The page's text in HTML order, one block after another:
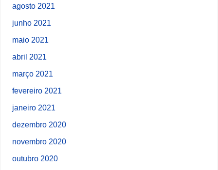
agosto 2021
junho 2021
maio 2021
abril 2021
março 2021
fevereiro 2021
janeiro 2021
dezembro 2020
novembro 2020
outubro 2020